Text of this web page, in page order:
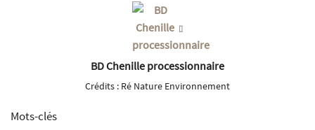
BD Chenille processionnaire
Crédits : Ré Nature Environnement
Mots-clés